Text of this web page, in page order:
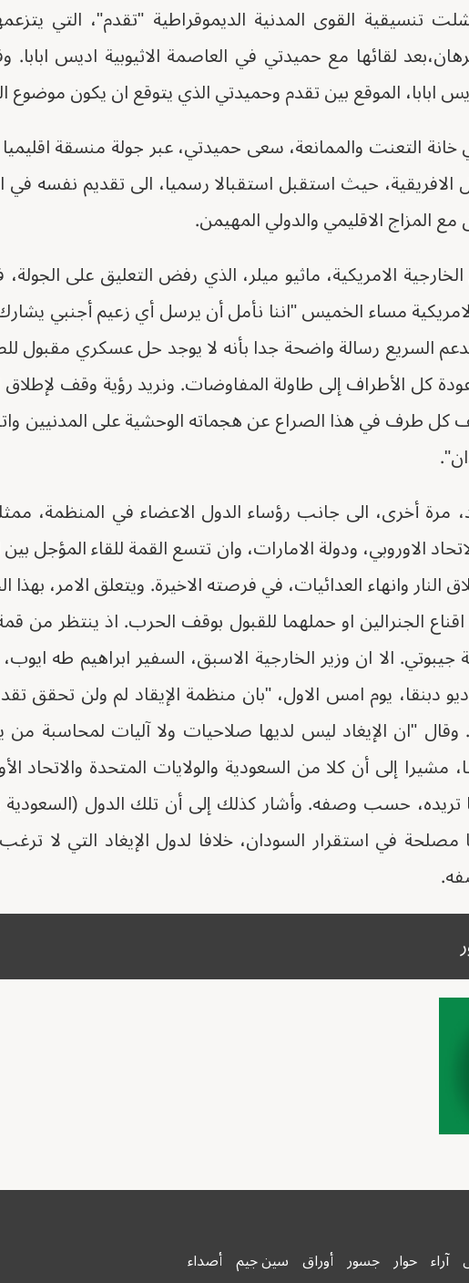
تنسيقية القوى المدنية الديموقراطية "تقدم"، التي
لقائها مع حميدتي في العاصمة الاثيوبية اديس ابابا.
ابابا، الموقع بين تقدم وحميدتي الذي يتوقع ان يكون موضوع
التعنت والممانعة، سعى حميدتي، عبر جولة منسقة اقليميا
حيث استقبل استقبالا رسميا، الى تقديم نفسه في
الاقليمي والدولي المهيمن.
الامريكية، ماثيو ميلر، الذي رفض التعليق على
الامريكية مساء الخميس "اننا نأمل أن يرسل أي زعيم أجنبي
السريع رسالة واضحة جدا بأنه لا يوجد حل عسكري مقبول
كل الأطراف إلى طاولة المفاوضات. ونريد رؤية وقف لإطلاق
كل طرف في هذا الصراع عن هجماته الوحشية على المدنيين
مرة أخرى، الى جانب رؤساء الدول الاعضاء في المنظمة،
الاوروبي، ودولة الامارات، وان تتسع القمة للقاء المؤجل
النار وانهاء العدائيات، في فرصته الاخيرة. ويتعلق الامر،
اقناع الجنرالين او حملهما للقبول بوقف الحرب. اذ ينتظر من
الا ان وزير الخارجية الاسبق، السفير ابراهيم طه
دبنقا، يوم امس الاول، "بان منظمة الإيقاد لم ولن تحقق
"ان الإيغاد ليس لديها صلاحيات ولا آليات لمحاسبة من
مشيرا إلى أن كلا من السعودية والولايات المتحدة والاتحاد
حسب وصفه. وأشار كذلك إلى أن تلك الدول (السعودية
مصلحة في استقرار السودان، خلافا لدول الإيغاد التي لا
آراء حوار جسور أوراق سين جيم أصداء